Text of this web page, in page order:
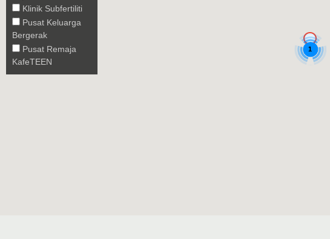
Klinik Subfertiliti
Pusat Keluarga
Bergerak
Pusat Remaja
KafeTEEN
1